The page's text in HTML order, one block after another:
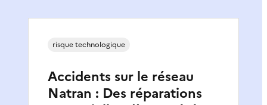
Accidents sur le réseau
Natran : Des réparations
risque technologique